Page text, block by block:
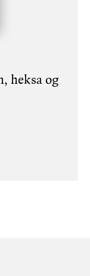
heksa og